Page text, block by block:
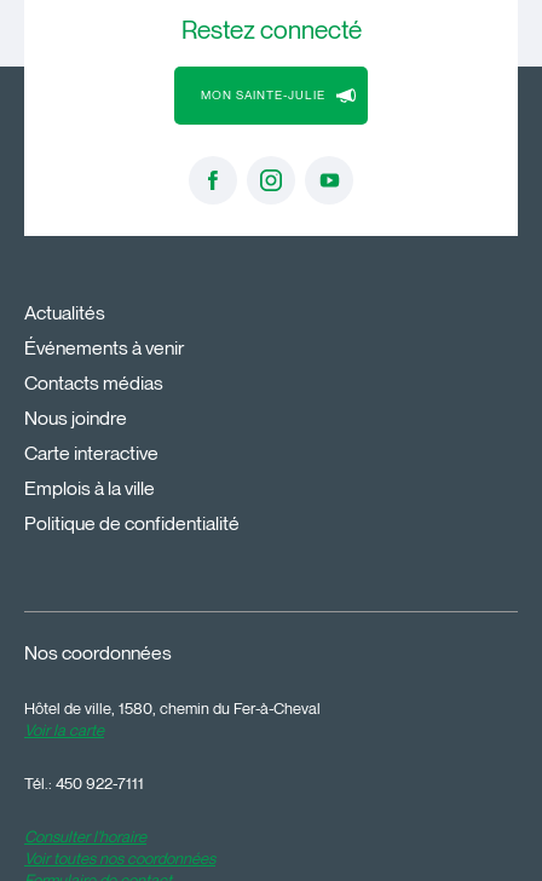
Restezconnecté
MON SAINTE-JULIE
Actualités
Événements à venir
Contacts médias
Nous joindre
Carte interactive
Emplois à la ville
Politique de confidentialité
Nos coordonnées
Hôtel de ville, 1580, chemin du Fer-à-Cheval
Voir la carte
Tél.: 450 922-7111
Consulter l'horaire
Voir toutes nos coordonnées